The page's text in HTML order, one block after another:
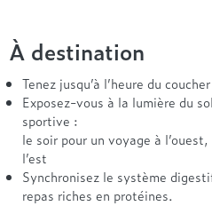
À destination
Tenez jusqu’à l’heure du coucher
Exposez-vous à la lumière du
sportive :
le soir pour un voyage à
l’est
Synchronisez le système
repas riches en protéines.